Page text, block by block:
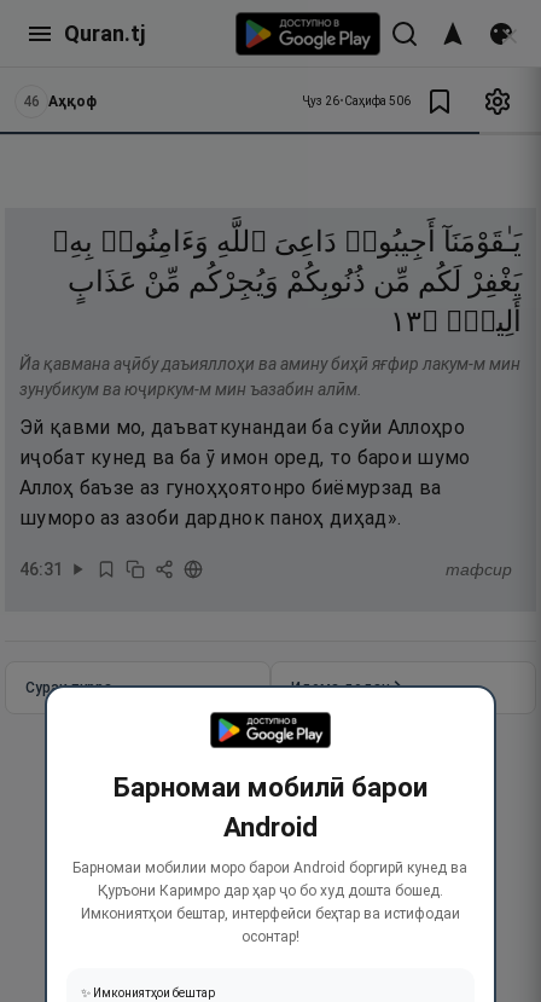
Quran.tj
46 Аҳқоф Ҷуз 26•Саҳифа 506
يَـٰقَوْمَنَآ أَجِيبُوا۟ دَاعِىَ ٱللَّهِ وَءَامِنُوا۟ بِهِۦ
يَغْفِرْ لَكُم مِّن ذُنُوبِكُمْ وَيُجِرْكُم مِّنْ عَذَابٍ
أَلِيمٍۢ ۝٣١
Йа қавмана аҷӣбу даъияллоҳи ва амину биҳӣ яғфир лакум-м мин
зунубикум ва юҷиркум-м мин ъазабин алӣм.
Эй қавми мо, даъваткунандаи ба суйи Аллоҳро
иҷобат кунед ва ба ӯ имон оред, то барои шумо
Аллоҳ баъзе аз гуноҳҳоятонро биёмурзад ва
шуморо аз азоби дарднок паноҳ диҳад».
46:31 тафсир
Сураи пурра Идома додан
Барномаи мобилӣ барои
Android
Барномаи мобилии моро барои Android боргирӣ кунед ва
Қуръони Каримро дар ҳар ҷо бо худ дошта бошед.
Имкониятҳои бештар, интерфейси беҳтар ва истифодаи
осонтар!
✨ Имкониятҳои бештар